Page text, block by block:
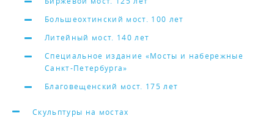
Большеохтинский мост. 100 лет
Литейный мост. 140 лет
Специальное издание «Мосты и набережные
Санкт-Петербурга»
Благовещенский мост. 175 лет
Скульптуры на мостах